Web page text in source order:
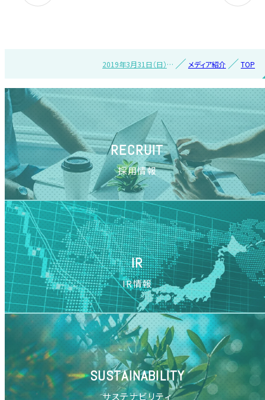
TOP
メディア紹介
2019年3月31日（日）
RECRUIT
採用情報
IR
IR情報
SUSTAINABILITY
サステナビリティ